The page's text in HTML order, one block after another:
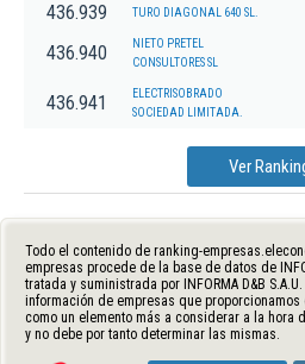
436.939 TURO DIAGONAL 640 SL.
436.940
NIETO PRETEL
CONSULTORES SL
436.941
ELECTRISOBRADO
SOCIEDAD LIMITADA.
Ver
Todo el contenido de ranking-
empresas procede de la base de datos de
tratada y suministrada por INFORMA D&B
información de empresas que
como un elemento más a considerar a la hora
y no debe por tanto determinar las mismas.